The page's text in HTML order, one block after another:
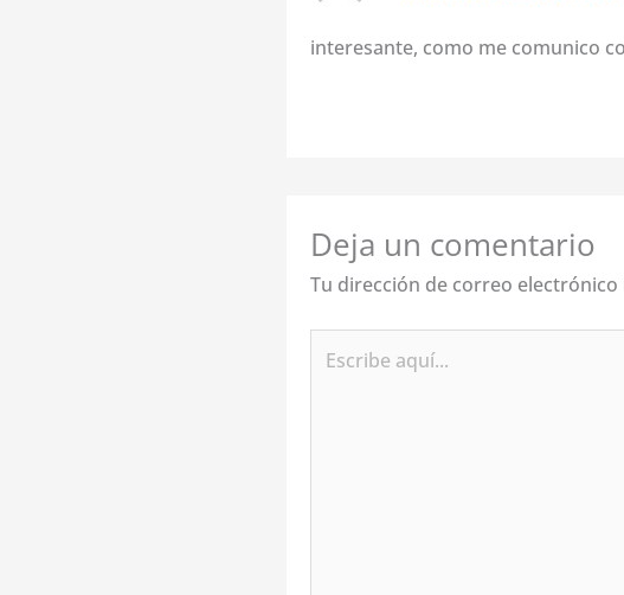
interesante, como me comunico
Deja un comentario
Tu dirección de correo electrónico
aquí...